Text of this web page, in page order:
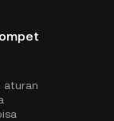
aturan